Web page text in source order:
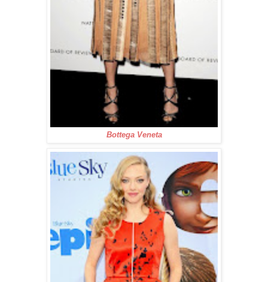
Bottega Veneta